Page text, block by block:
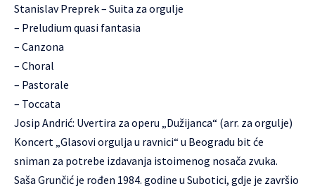
Stanislav Preprek – Suita za orgulje
– Preludium quasi fantasia
– Canzona
– Choral
– Pastorale
– Toccata
Josip Andrić: Uvertira za operu „Dužijanca“ (arr. za orgulje)
Koncert „Glasovi orgulja u ravnici“ u Beogradu bit će
sniman za potrebe izdavanja istoimenog nosača zvuka.
Saša Grunčić je rođen 1984. godine u Subotici, gdje je završio